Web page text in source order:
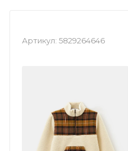
Артикул: 5829264646